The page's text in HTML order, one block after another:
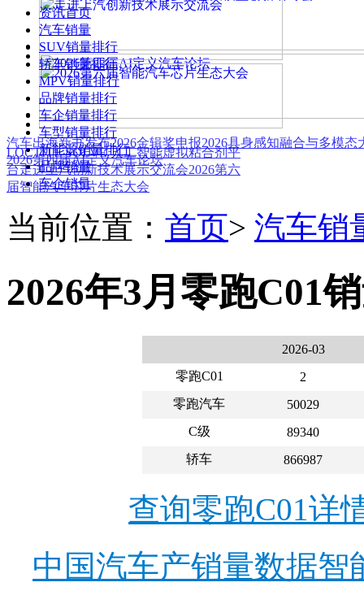
汽车出海新书发布2026金辑奖申报2026具身感知融合与多模态
2026第四届AI定义汽车论坛
LOCTITE SOLVE 人工智能虚拟粘合剂平
台走进上汽创新技术展示交流会2026第六
届智能汽车芯片生态大会
资讯首页
汽车销量
SUV销量排行
轿车销量排行
MPV销量排行
品牌销量排行
车企销量排行
车型销量排行
新能源销量排行
品牌销量
车企销量
当前位置： 首页> 汽车销
2026年3月零跑C01
2026-03
零跑C01
2
零跑汽车
50029
C级
89340
轿车
866987
查询零跑C01详
中国汽车产销量数据